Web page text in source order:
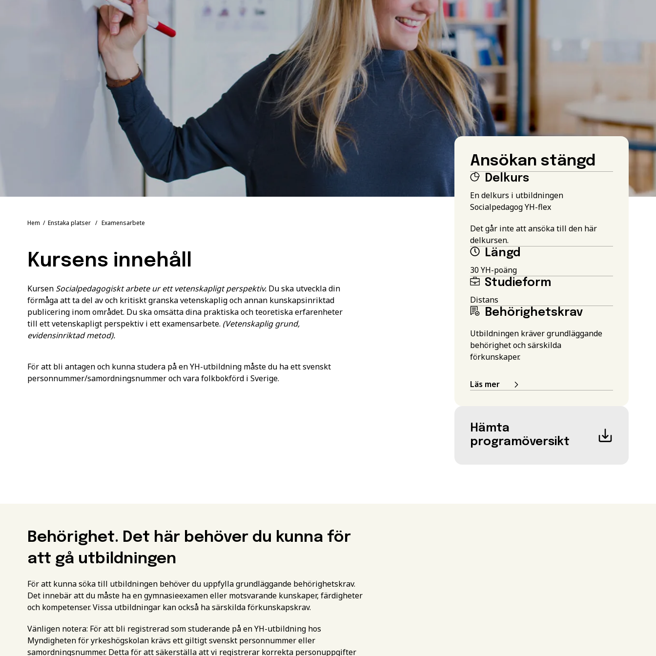
Hem / Enstaka platser / Examensarbete
Kursens innehåll
Kursen Socialpedagogiskt arbete ur ett vetenskapligt perspektiv. Du ska utveckla din
förmåga att ta del av och kritiskt granska vetenskaplig och annan kunskapsinriktad
publicering inom området. Du ska omsätta dina praktiska och teoretiska erfarenheter
till ett vetenskapligt perspektiv i ett examensarbete. (Vetenskaplig grund,
evidensinriktad metod).
För att bli antagen och kunna studera på en YH-utbildning måste du ha ett svenskt
personnummer/samordningsnummer och vara folkbokförd i Sverige.
Ansökan stängd
Delkurs
En delkurs i utbildningen
Socialpedagog YH-flex
Det går inte att ansöka till den här
delkursen.
Längd
30 YH-poäng
Studieform
Distans
Behörighetskrav
Utbildningen kräver grundläggande
behörighet och särskilda
förkunskaper.
Läs mer
Hämta
programöversikt
Behörighet. Det här behöver du kunna för
att gå utbildningen
För att kunna söka till utbildningen behöver du uppfylla grundläggande behörighetskrav.
Det innebär att du måste ha en gymnasieexamen eller motsvarande kunskaper, färdigheter
och kompetenser. Vissa utbildningar kan också ha särskilda förkunskapskrav.
Vänligen notera: För att bli registrerad som studerande på en YH-utbildning hos
Myndigheten för yrkeshögskolan krävs ett giltigt svenskt personnummer eller
samordningsnummer. Detta för att säkerställa att vi registrerar korrekta personuppgifter